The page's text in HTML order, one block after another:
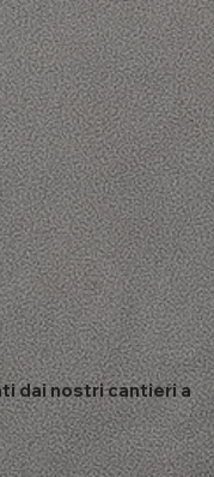
dai nostri cantieri a